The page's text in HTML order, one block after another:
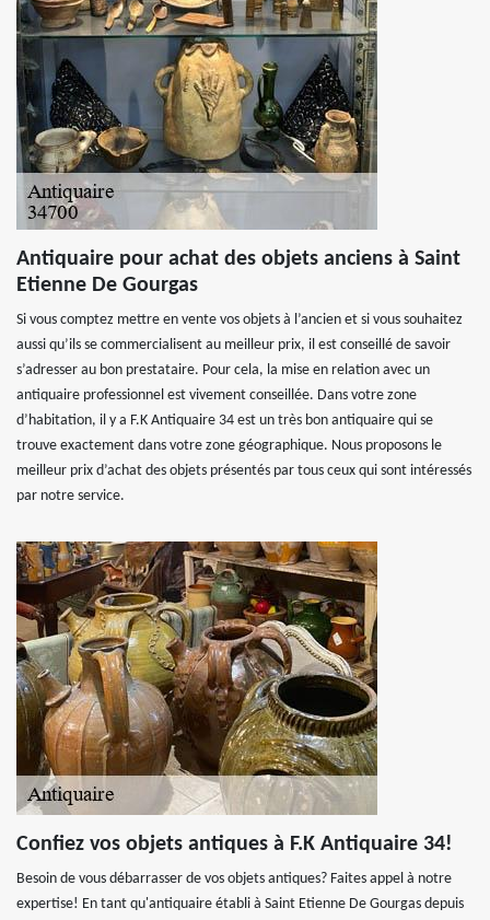
Antiquaire pour achat des objets anciens à Saint
Etienne De Gourgas
Si vous comptez mettre en vente vos objets à l’ancien et si vous souhaitez
aussi qu’ils se commercialisent au meilleur prix, il est conseillé de savoir
s’adresser au bon prestataire. Pour cela, la mise en relation avec un
antiquaire professionnel est vivement conseillée. Dans votre zone
d’habitation, il y a F.K Antiquaire 34 est un très bon antiquaire qui se
trouve exactement dans votre zone géographique. Nous proposons le
meilleur prix d’achat des objets présentés par tous ceux qui sont intéressés
par notre service.
Confiez vos objets antiques à F.K Antiquaire 34!
Besoin de vous débarrasser de vos objets antiques? Faites appel à notre
expertise! En tant qu'antiquaire établi à Saint Etienne De Gourgas depuis